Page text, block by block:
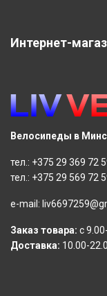
Интернет-
Велосипеды в
тел.: +375 29 369 72
тел.: +375 29 569 72
e-mail:
Заказ товара: с
Доставка: 10.00-